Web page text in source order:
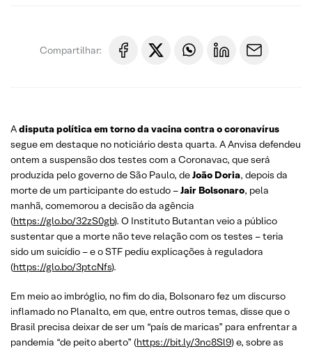
Compartilhar:
Adisputa política em torno da vacina contra o coronavírus
segue em destaque no noticiário desta quarta. A Anvisa defendeu
ontem a suspensão dos testes com a Coronavac, que será
produzida pelo governo de São Paulo, deJoão Doria, depois da
morte de um participante do estudo –Jair Bolsonaro, pela
manhã, comemorou a decisão da agência
(https://glo.bo/32zS0gb). O Instituto Butantan veio a público
sustentar que a morte não teve relação com os testes – teria
sido um suicídio – e o STF pediu explicações à reguladora
(https://glo.bo/3ptcNfs).
Em meio ao imbróglio, no fim do dia, Bolsonaro fez um discurso
inflamado no Planalto, em que, entre outros temas, disse que o
Brasil precisa deixar de ser um “país de maricas” para enfrentar a
pandemia “de peito aberto” (https://bit.ly/3nc8Sl9) e, sobre as